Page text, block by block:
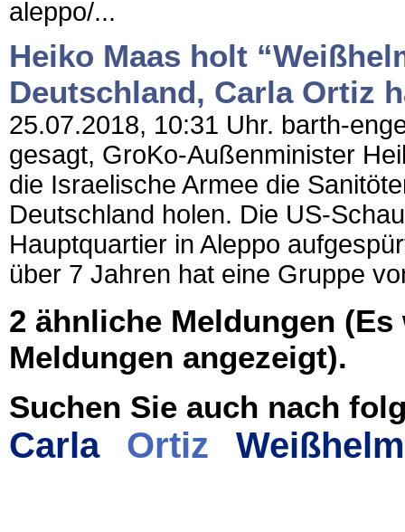
aleppo/...
Heiko Maas holt
Deutschland, Carla Ortiz
25.07.2018, 10:31 Uhr. barth-
gesagt, GroKo-Außenminister
die Israelische Armee die
Deutschland holen. Die US-
Hauptquartier in Aleppo
über 7 Jahren hat eine Gruppe
2 ähnliche Meldungen
Meldungen angezeigt).
Suchen Sie auch nach
Carla Ortiz